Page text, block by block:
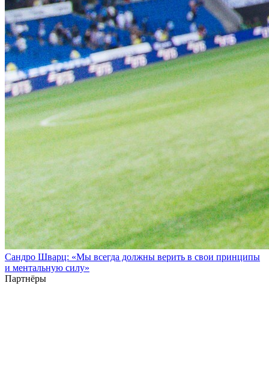
Сандро Шварц: «Мы всегда должны верить в свои принципы
и ментальную силу»
Партнёры